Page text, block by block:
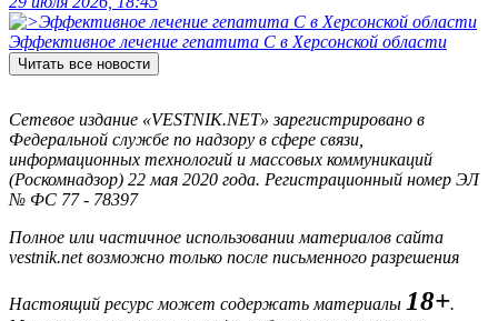
Эффективное лечение гепатита C в Херсонской области
Читать все новости
Сетевое издание «VESTNIK.NET» зарегистрировано в
Федеральной службе по надзору в сфере связи,
информационных технологий и массовых коммуникаций
(Роскомнадзор) 22 мая 2020 года. Регистрационный номер ЭЛ
№ ФС 77 - 78397
Полное или частичное использовании материалов сайта
vestnik.net возможно только после письменного разрешения
Настоящий ресурс может содержать материалы 18+.